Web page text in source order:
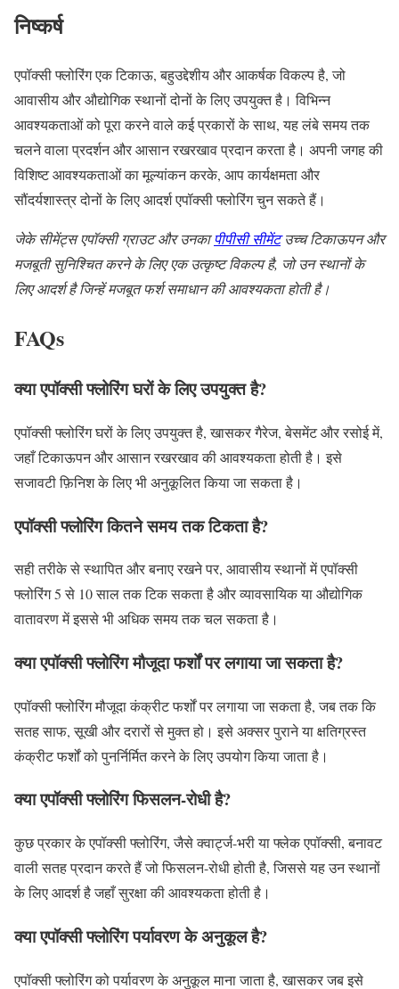
निष्कर्ष
एपॉक्सी फ्लोरिंग एक टिकाऊ, बहुउद्देशीय और आकर्षक विकल्प है, जो
आवासीय और औद्योगिक स्थानों दोनों के लिए उपयुक्त है। विभिन्न
आवश्यकताओं को पूरा करने वाले कई प्रकारों के साथ, यह लंबे समय तक
चलने वाला प्रदर्शन और आसान रखरखाव प्रदान करता है। अपनी जगह की
विशिष्ट आवश्यकताओं का मूल्यांकन करके, आप कार्यक्षमता और
सौंदर्यशास्त्र दोनों के लिए आदर्श एपॉक्सी फ्लोरिंग चुन सकते हैं।
जेके सीमेंट्स एपॉक्सी ग्राउट और उनकापीपीसी सीमेंटउच्च टिकाऊपन और
मजबूती सुनिश्चित करने के लिए एक उत्कृष्ट विकल्प है, जो उन स्थानों के
लिए आदर्श है जिन्हें मजबूत फर्श समाधान की आवश्यकता होती है।
FAQs
क्या एपॉक्सी फ्लोरिंग घरों के लिए उपयुक्त है?
एपॉक्सी फ्लोरिंग घरों के लिए उपयुक्त है, खासकर गैरेज, बेसमेंट और रसोई में,
जहाँ टिकाऊपन और आसान रखरखाव की आवश्यकता होती है। इसे
सजावटी फ़िनिश के लिए भी अनुकूलित किया जा सकता है।
एपॉक्सी फ्लोरिंग कितने समय तक टिकता है?
सही तरीके से स्थापित और बनाए रखने पर, आवासीय स्थानों में एपॉक्सी
फ्लोरिंग 5 से 10 साल तक टिक सकता है और व्यावसायिक या औद्योगिक
वातावरण में इससे भी अधिक समय तक चल सकता है।
क्या एपॉक्सी फ्लोरिंग मौजूदा फर्शों पर लगाया जा सकता है?
एपॉक्सी फ्लोरिंग मौजूदा कंक्रीट फर्शों पर लगाया जा सकता है, जब तक कि
सतह साफ, सूखी और दरारों से मुक्त हो। इसे अक्सर पुराने या क्षतिग्रस्त
कंक्रीट फर्शों को पुनर्निर्मित करने के लिए उपयोग किया जाता है।
क्या एपॉक्सी फ्लोरिंग फिसलन-रोधी है?
कुछ प्रकार के एपॉक्सी फ्लोरिंग, जैसे क्वार्ट्ज-भरी या फ्लेक एपॉक्सी, बनावट
वाली सतह प्रदान करते हैं जो फिसलन-रोधी होती है, जिससे यह उन स्थानों
के लिए आदर्श है जहाँ सुरक्षा की आवश्यकता होती है।
क्या एपॉक्सी फ्लोरिंग पर्यावरण के अनुकूल है?
एपॉक्सी फ्लोरिंग को पर्यावरण के अनुकूल माना जाता है, खासकर जब इसे